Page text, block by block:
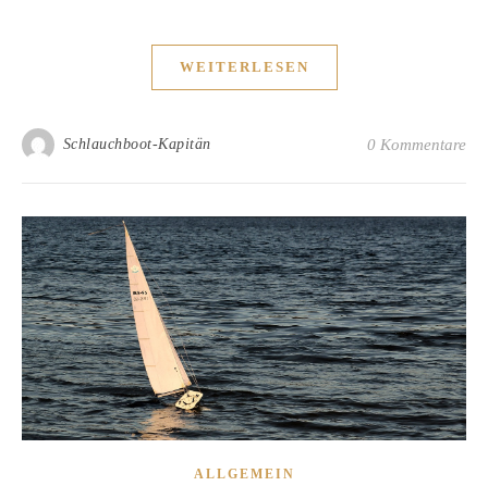
WEITERLESEN
Schlauchboot-Kapitän 0 Kommentare
ALLGEMEIN